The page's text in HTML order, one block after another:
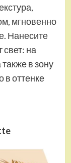
мгновенно
Нанесите
свет: на
в зону
в оттенке